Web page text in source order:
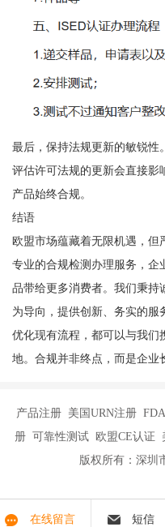
最后，保持法规更新的敏锐性
评估许可法规的更新会直接影
产品始终合规。
结语
欧盟市场蕴藏着无限机遇，但
专业的合规检测办理服务，企
品带给更多消费者。我们秉持
为导向，提供创新、务实的服
优化现有流程，都可以与我们
地。合规并非终点，而是企业
产品注册 美国URN注册
册 可靠性测试 欧盟CE认证
版权所有：深圳
在线留言 短信